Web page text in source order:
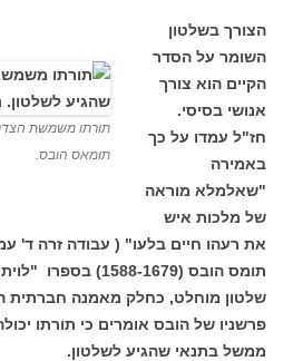
תורתו משמשת
תומאס הובס.
הצורך בשלטון
השומר על הסדר
הקיים הוא צורך
אנושי בסיסי.
חז"ל עמדו על כך
באמירה
"שאלמלא מוראה
של מלכות איש
את רעהו חיים בלעו" ( עבודה זרה ד'
תומס הובס (1588-
שלטון מוחלט, כחלק מאמנה חברתית
פרשניו של הובס אומרים כי תורתו
ממשל בתנאי שהגיע לשלטון.